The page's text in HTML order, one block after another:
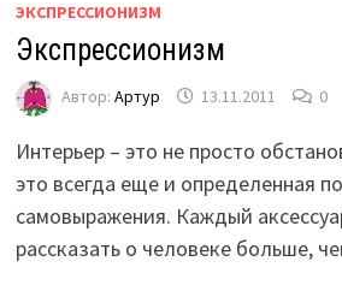
ЭКСПРЕССИОНИЗМ
Экспрессионизм
Автор: Артур 13.11.2011 0
Интерьер – это не просто
это всегда еще и определенная
самовыражения. Каждый
рассказать о человеке больше,